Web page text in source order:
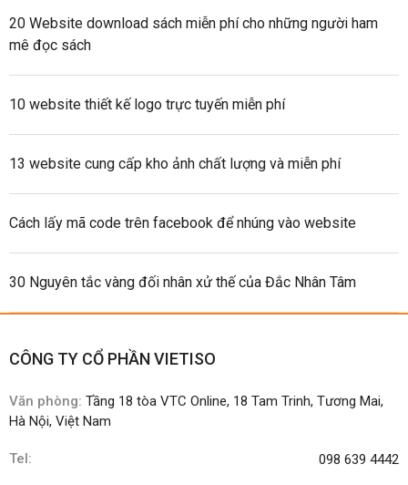
20 Website download sách miễn phí cho những người ham
mê đọc sách
10 website thiết kế logo trực tuyến miễn phí
13 website cung cấp kho ảnh chất lượng và miễn phí
Cách lấy mã code trên facebook để nhúng vào website
30 Nguyên tắc vàng đối nhân xử thế của Đắc Nhân Tâm
CÔNG TY CỔ PHẦN VIETISO
Văn phòng: Tầng 18 tòa VTC Online, 18 Tam Trinh, Tương Mai,
Hà Nội, Việt Nam
Tel: 098 639 4442